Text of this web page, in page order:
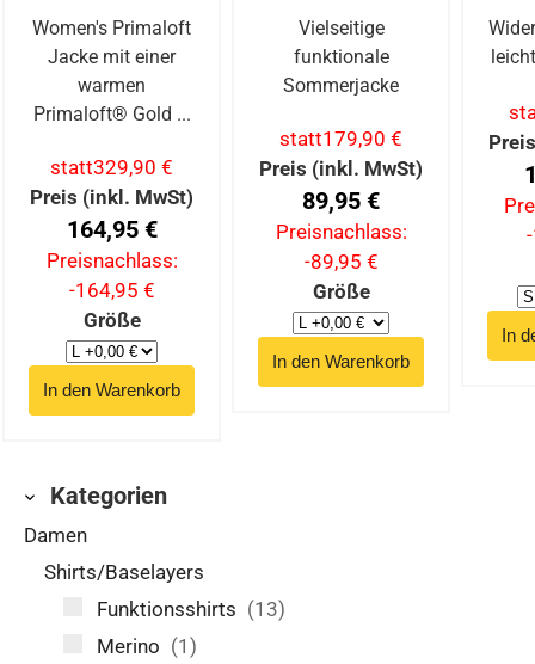
Women's Primaloft
Jacke mit einer
warmen
Primaloft® Gold ...
statt329,90 €
Preis (inkl. MwSt)
164,95 €
Preisnachlass:
-164,95 €
Größe
Vielseitige
funktionale
Sommerjacke
statt179,90 €
Preis (inkl. MwSt)
89,95 €
Preisnachlass:
-89,95 €
Größe
Kategorien
Damen
Shirts/Baselayers
Funktionsshirts (13)
Merino (1)